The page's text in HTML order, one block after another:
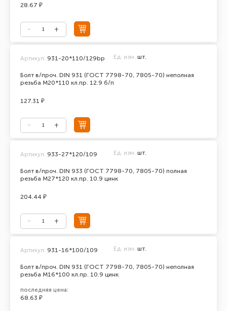
28.67 ₽
Болт в/проч. DIN 931 (ГОСТ 7798-70, 7805-70) неполная
резьба М20*110 кл.пр. 12.9 б/п
Артикул: 931-20*110/129bp Ед. изм. шт.
127.31 ₽
Болт в/проч. DIN 933 (ГОСТ 7798-70, 7805-70) полная
резьба М27*120 кл.пр. 10.9 цинк
Артикул: 933-27*120/109 Ед. изм. шт.
204.44 ₽
Болт в/проч. DIN 931 (ГОСТ 7798-70, 7805-70) неполная
резьба М16*100 кл.пр. 10.9 цинк
Артикул: 931-16*100/109 Ед. изм. шт.
последняя цена:
68.63 ₽